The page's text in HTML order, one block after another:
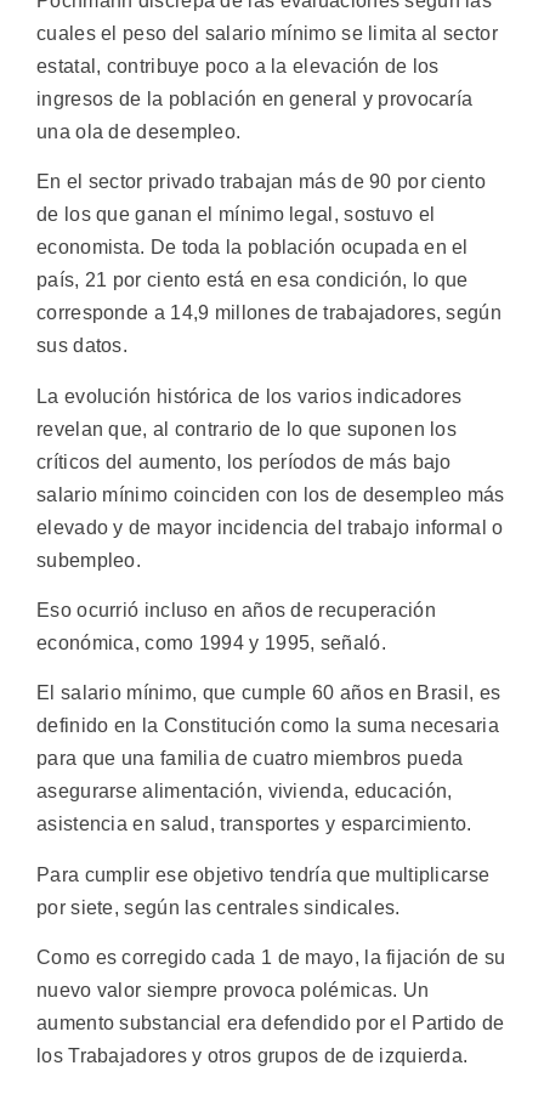
cuales el peso del salario mínimo se limita al sector
estatal, contribuye poco a la elevación de los
ingresos de la población en general y provocaría
una ola de desempleo.
En el sector privado trabajan más de 90 por ciento
de los que ganan el mínimo legal, sostuvo el
economista. De toda la población ocupada en el
país, 21 por ciento está en esa condición, lo que
corresponde a 14,9 millones de trabajadores, según
sus datos.
La evolución histórica de los varios indicadores
revelan que, al contrario de lo que suponen los
críticos del aumento, los períodos de más bajo
salario mínimo coinciden con los de desempleo más
elevado y de mayor incidencia del trabajo informal o
subempleo.
Eso ocurrió incluso en años de recuperación
económica, como 1994 y 1995, señaló.
El salario mínimo, que cumple 60 años en Brasil, es
definido en la Constitución como la suma necesaria
para que una familia de cuatro miembros pueda
asegurarse alimentación, vivienda, educación,
asistencia en salud, transportes y esparcimiento.
Para cumplir ese objetivo tendría que multiplicarse
por siete, según las centrales sindicales.
Como es corregido cada 1 de mayo, la fijación de su
nuevo valor siempre provoca polémicas. Un
aumento substancial era defendido por el Partido de
los Trabajadores y otros grupos de de izquierda.